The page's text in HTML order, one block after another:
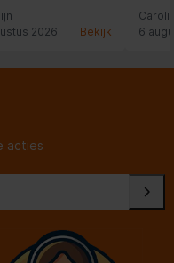
2026
Bekijk
(ca.
dat
6
acties